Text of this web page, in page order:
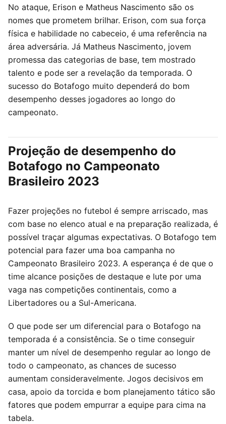
No ataque, Erison e Matheus Nascimento são os
nomes que prometem brilhar. Erison, com sua força
física e habilidade no cabeceio, é uma referência na
área adversária. Já Matheus Nascimento, jovem
promessa das categorias de base, tem mostrado
talento e pode ser a revelação da temporada. O
sucesso do Botafogo muito dependerá do bom
desempenho desses jogadores ao longo do
campeonato.
Projeção de desempenho do
Botafogo no Campeonato
Brasileiro 2023
Fazer projeções no futebol é sempre arriscado, mas
com base no elenco atual e na preparação realizada, é
possível traçar algumas expectativas. O Botafogo tem
potencial para fazer uma boa campanha no
Campeonato Brasileiro 2023. A esperança é de que o
time alcance posições de destaque e lute por uma
vaga nas competições continentais, como a
Libertadores ou a Sul-Americana.
O que pode ser um diferencial para o Botafogo na
temporada é a consistência. Se o time conseguir
manter um nível de desempenho regular ao longo de
todo o campeonato, as chances de sucesso
aumentam consideravelmente. Jogos decisivos em
casa, apoio da torcida e bom planejamento tático são
fatores que podem empurrar a equipe para cima na
tabela.